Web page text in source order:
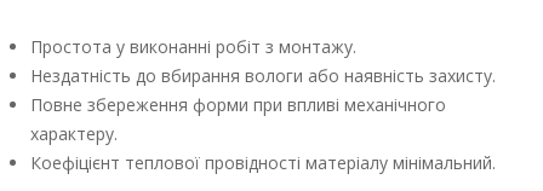
Простота у виконанні робіт з монтажу.
Нездатність до вбирання вологи або наявність захисту.
Повне збереження форми при впливі механічного
характеру.
Коефіцієнт теплової провідності матеріалу мінімальний.